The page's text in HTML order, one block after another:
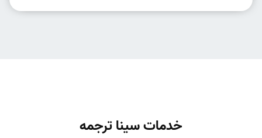
خدمات سینا ترجمه